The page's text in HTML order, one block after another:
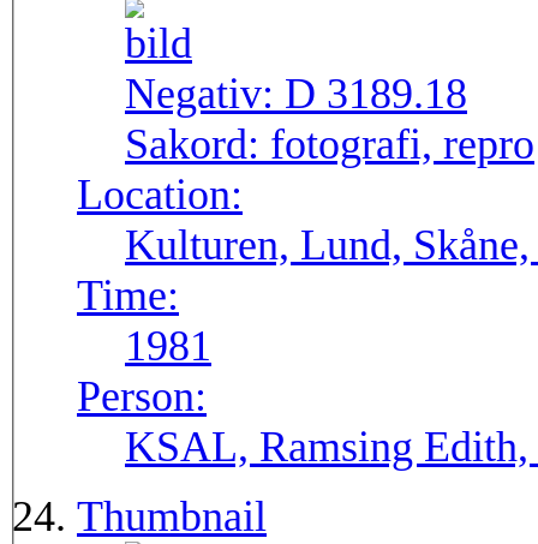
Negativ: D 3189.18
Sakord: fotografi, repro
Location:
Kulturen, Lund,
Time:
1981
Person:
KSAL, Ramsing Edith,
Thumbnail